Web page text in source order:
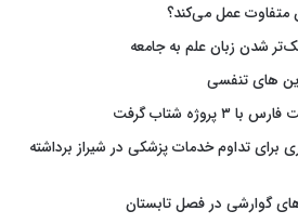
متفاوت عمل می‌کند؟
شدن زبان علم به جامعه
های تنفسی
شتاب گرفت
برای تداوم خدمات پزشکی در شیراز برداشته
گوارشی در فصل تابستان